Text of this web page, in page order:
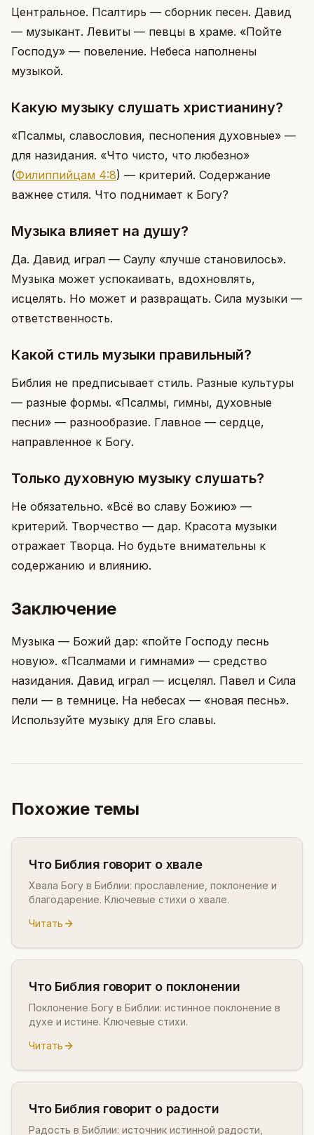
Центральное. Псалтирь — сборник песен. Давид
— музыкант. Левиты — певцы в храме. «Пойте
Господу» — повеление. Небеса наполнены
музыкой.
Какую музыку слушать христианину?
«Псалмы, славословия, песнопения духовные» —
для назидания. «Что чисто, что любезно»
(Филиппийцам 4:8) — критерий. Содержание
важнее стиля. Что поднимает к Богу?
Музыка влияет на душу?
Да. Давид играл — Саулу «лучше становилось».
Музыка может успокаивать, вдохновлять,
исцелять. Но может и развращать. Сила музыки —
ответственность.
Какой стиль музыки правильный?
Библия не предписывает стиль. Разные культуры
— разные формы. «Псалмы, гимны, духовные
песни» — разнообразие. Главное — сердце,
направленное к Богу.
Только духовную музыку слушать?
Не обязательно. «Всё во славу Божию» —
критерий. Творчество — дар. Красота музыки
отражает Творца. Но будьте внимательны к
содержанию и влиянию.
Заключение
Музыка — Божий дар: «пойте Господу песнь
новую». «Псалмами и гимнами» — средство
назидания. Давид играл — исцелял. Павел и Сила
пели — в темнице. На небесах — «новая песнь».
Используйте музыку для Его славы.
Похожие темы
Что Библия говорит о хвале
Хвала Богу в Библии: прославление, поклонение и
благодарение. Ключевые стихи о хвале.
Читать
Что Библия говорит о поклонении
Поклонение Богу в Библии: истинное поклонение в
духе и истине. Ключевые стихи.
Читать
Что Библия говорит о радости
Радость в Библии: источник истинной радости,